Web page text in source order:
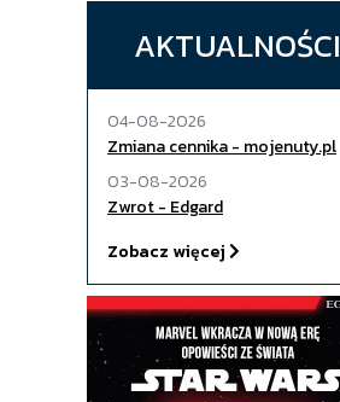
AKTUALNOŚCI
04-08-2026
Zmiana cennika - mojenuty.pl
03-08-2026
Zwrot - Edgard
Zobacz więcej